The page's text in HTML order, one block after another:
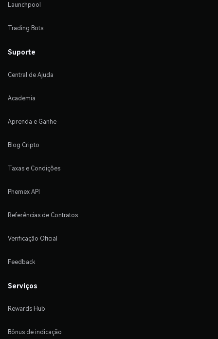
Launchpool
Trading Bots
Suporte
Central de Ajuda
Academia
Aprenda e Ganhe
Blog Cripto
Taxas e Condições
Phemex API
Referências de Contratos
Verificação Oficial
Feedback
Serviços
Rewards Hub
Bônus de indicação